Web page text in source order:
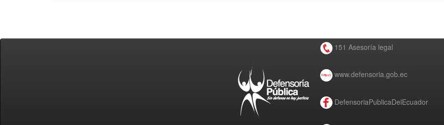
151 Asesoría legal
www.defensoria.gob.ec
DefensoriaPublicaDelEcuador